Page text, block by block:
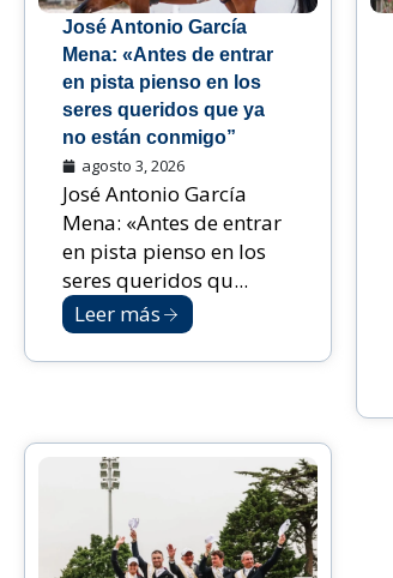
José Antonio García
Mena: «Antes de entrar
en pista pienso en los
seres queridos que ya
no están conmigo”
agosto 3, 2026
José Antonio García
Mena: «Antes de entrar
en pista pienso en los
seres queridos qu...
Leer más